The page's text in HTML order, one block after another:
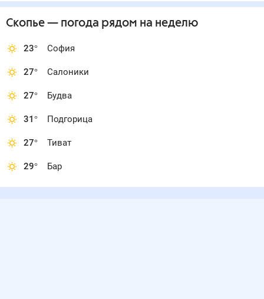
Скопье— погода рядом на неделю
23° София
27° Салоники
27° Будва
31° Подгорица
27° Тиват
29° Бар